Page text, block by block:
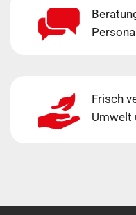
Personal
Frisch
Umwelt